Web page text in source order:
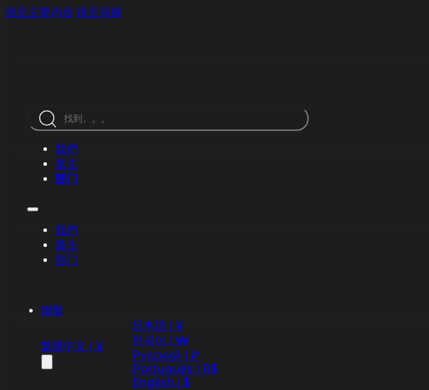
跳至主要內容 跳至頁腳
索
我們
業主
部门
我們
業主
部门
聯繫
繁體中文 | ¥
日本語 | ¥
한국어 | ₩
Русский | ₽
Português | R$
English | $